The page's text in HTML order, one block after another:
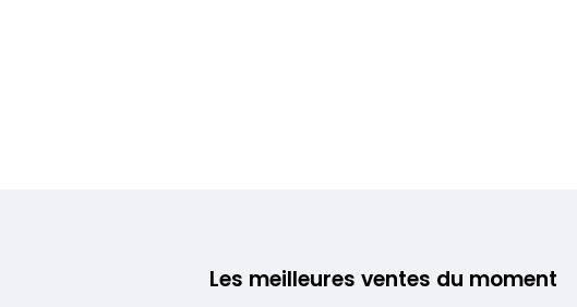
Les meilleures ventes du moment